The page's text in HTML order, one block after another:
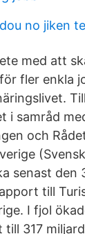
no jiken
med att
fler enkla
i samråd
och
senast den
till
I fjol
till 317